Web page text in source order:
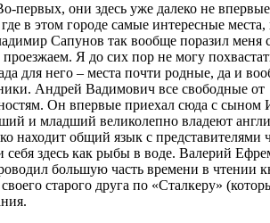
первых, они здесь уже далеко не
в этом городе самые интересные места,
Сапунов так вообще поразил меня
Я до сих пор не могу
для него – места почти родные, да и
Андрей Вадимович все свободные от
Он впервые приехал сюда с сыном
и младший великолепно владеют
находит общий язык с представителями
здесь как рыбы в воде. Валерий
большую часть времени в чтении
старого друга по «Сталкеру»